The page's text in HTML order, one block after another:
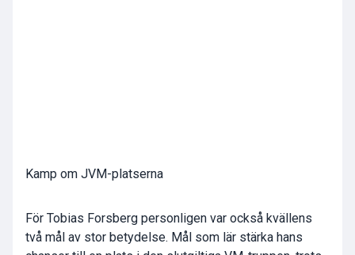
Kamp om JVM-platserna
För Tobias Forsberg personligen var också kvällens
två mål av stor betydelse. Mål som lär stärka hans